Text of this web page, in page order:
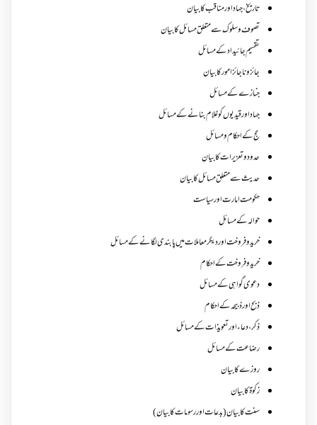
تاریخ،جہاد اور مناقب کا بیان
تصوف و سلوک سے متعلق مسائل کا بیان
تقسیم جائیداد کے مسائل
جائز و ناجائزامور کا بیان
جنازے کےمسائل
جہاد اور قیدیوں کو غلام بنانے کے مسائل
حج کے احکام ومسائل
حدود و تعزیرات کا بیان
حدیث سے متعلق مسائل کا بیان
حکومت امارت اور سیاست
حوالہ کے مسائل
خرید و فروخت اور دیگر معاملات میں پابندی لگانے کے مسائل
خرید و فروخت کے احکام
دعوی گواہی کے مسائل
ذبح اور ذبیحہ کے احکام
ذکر،دعاء اور تعویذات کے مسائل
رضاعت کے مسائل
روزے کا بیان
زکوة کابیان
سنت کا بیان (بدعات اور رسومات کا بیان)